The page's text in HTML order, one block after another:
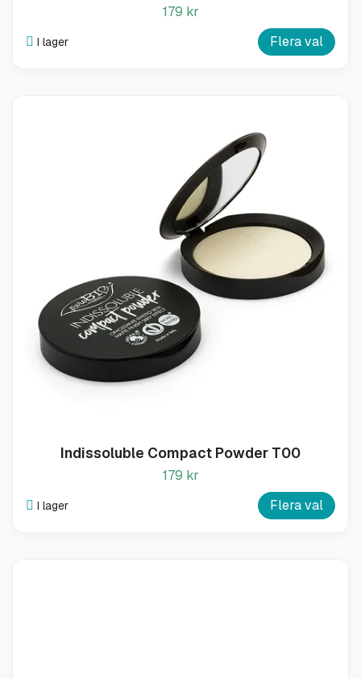
179 kr
I lager Flera val
Indissoluble Compact Powder T00
179 kr
I lager Flera val